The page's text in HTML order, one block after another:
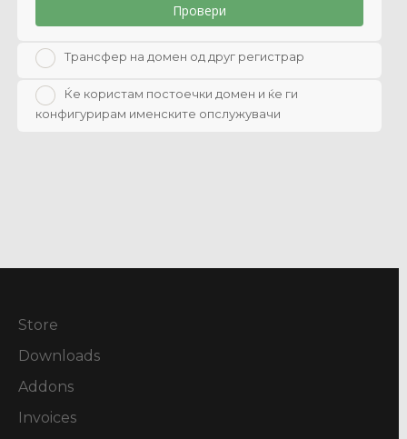
Провери
Трансфер на домен од друг регистрар
Ќе користам постоечки домен и ќе ги
конфигурирам именските опслужувачи
Store
Downloads
Addons
Invoices